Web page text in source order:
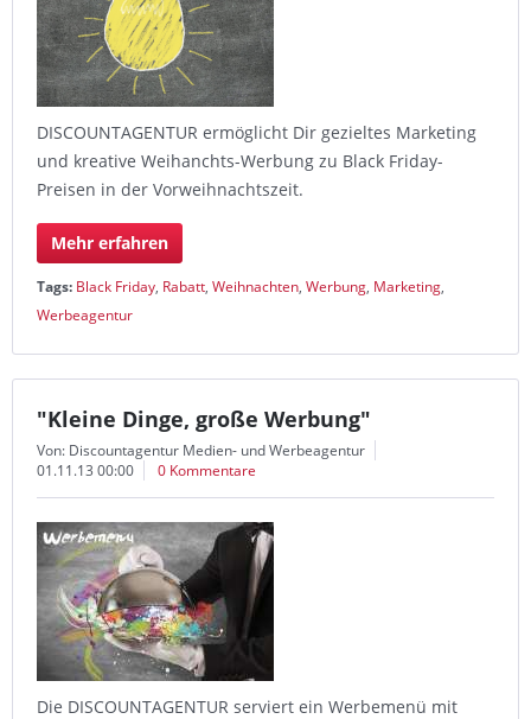
DISCOUNTAGENTUR ermöglicht Dir gezieltes Marketing
und kreative Weihanchts-Werbung zu Black Friday-
Preisen in der Vorweihnachtszeit.
Mehr erfahren
Tags: Black Friday, Rabatt, Weihnachten, Werbung, Marketing,
Werbeagentur
"Kleine Dinge, große Werbung"
Von: Discountagentur Medien- und Werbeagentur
01.11.13 00:00
0 Kommentare
Die DISCOUNTAGENTUR serviert ein Werbemenü mit